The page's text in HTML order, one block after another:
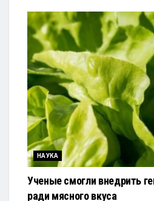
НАУКА
Ученые смогли внедрить
ради мясного вкуса